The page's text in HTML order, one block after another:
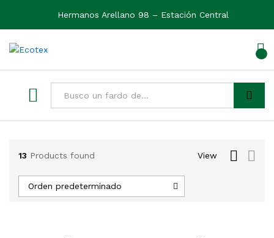
Hermanos Arellano 98 – Estación Central
Buscar
13 Products found View
Orden predeterminado